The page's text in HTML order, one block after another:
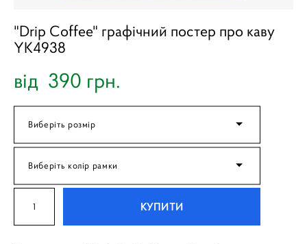
"Drip Coffee" графічний постер про каву
YK4938
від 390 грн.
Виберіть розмір
Виберіть колір рамки
КУПИТИ